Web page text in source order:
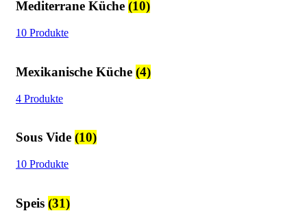
Mediterrane Küche (10)
10 Produkte
Mexikanische Küche (4)
4 Produkte
Sous Vide (10)
10 Produkte
Speis (31)